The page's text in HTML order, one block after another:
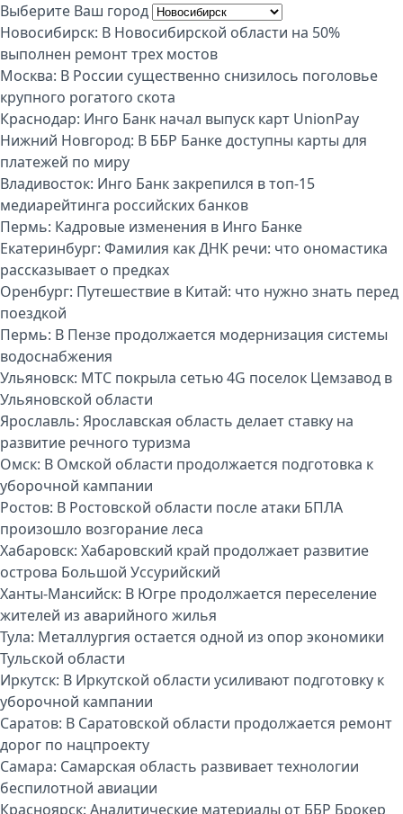
Выберите Ваш город
Новосибирск: В Новосибирской области на 50%
выполнен ремонт трех мостов
Москва: В России существенно снизилось поголовье
крупного рогатого скота
Краснодар: Инго Банк начал выпуск карт UnionPay
Нижний Новгород: В ББР Банке доступны карты для
платежей по миру
Владивосток: Инго Банк закрепился в топ-15
медиарейтинга российских банков
Пермь: Кадровые изменения в Инго Банке
Екатеринбург: Фамилия как ДНК речи: что ономастика
рассказывает о предках
Оренбург: Путешествие в Китай: что нужно знать перед
поездкой
Пермь: В Пензе продолжается модернизация системы
водоснабжения
Ульяновск: МТС покрыла сетью 4G поселок Цемзавод в
Ульяновской области
Ярославль: Ярославская область делает ставку на
развитие речного туризма
Омск: В Омской области продолжается подготовка к
уборочной кампании
Ростов: В Ростовской области после атаки БПЛА
произошло возгорание леса
Хабаровск: Хабаровский край продолжает развитие
острова Большой Уссурийский
Ханты-Мансийск: В Югре продолжается переселение
жителей из аварийного жилья
Тула: Металлургия остается одной из опор экономики
Тульской области
Иркутск: В Иркутской области усиливают подготовку к
уборочной кампании
Саратов: В Саратовской области продолжается ремонт
дорог по нацпроекту
Самара: Самарская область развивает технологии
беспилотной авиации
Красноярск: Аналитические материалы от ББР Брокер